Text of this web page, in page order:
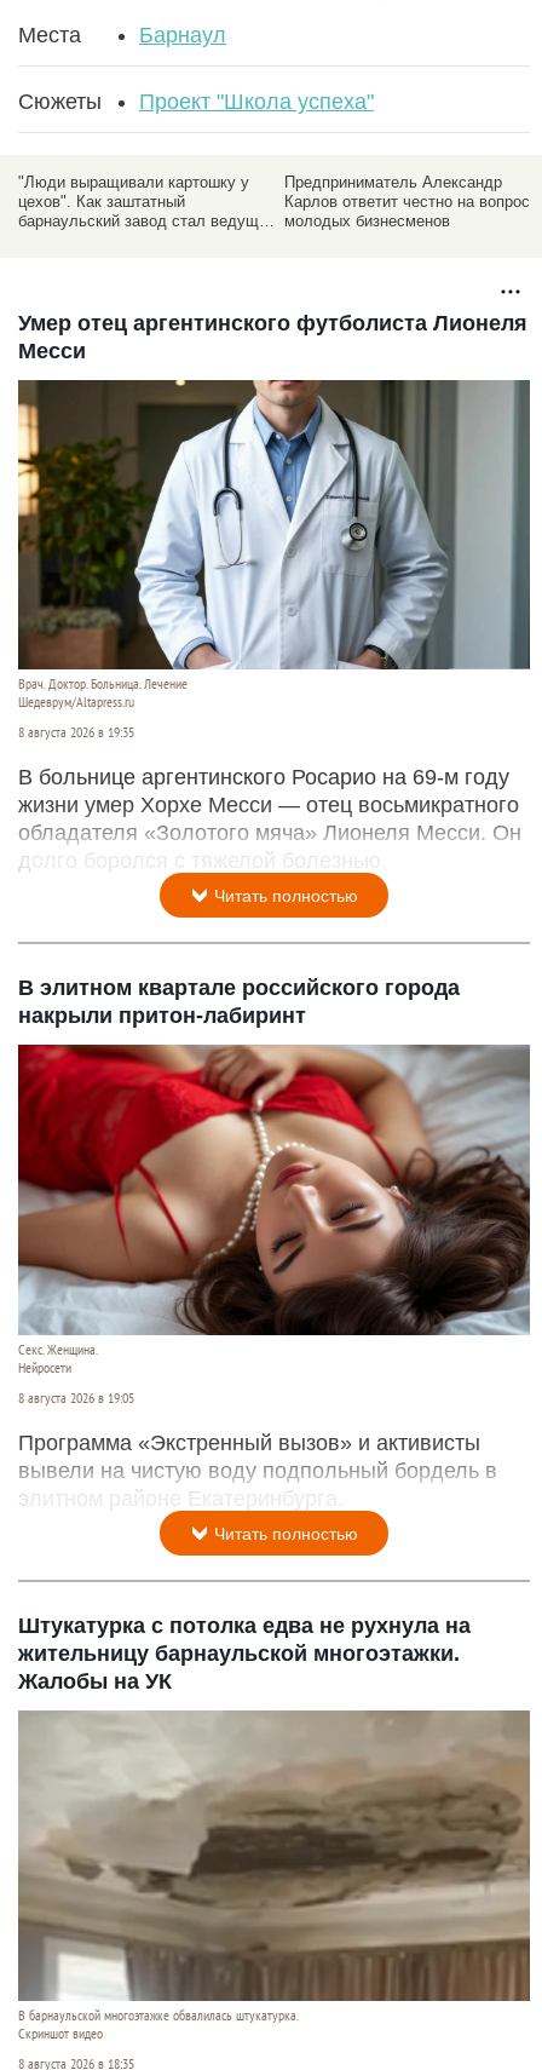
Места Барнаул
Сюжеты Проект "Школа успеха"
"Люди выращивали картошку у
цехов". Как заштатный
барнаульский завод стал ведущим
Предприниматель Александр
Карлов ответит честно на вопросы
молодых бизнесменов
Умер отец аргентинского футболиста Лионеля
Месси
Врач. Доктор. Больница. Лечение
Шедеврум/Altapress.ru
8 августа 2026 в 19:35
В больнице аргентинского Росарио на 69-м году
жизни умер Хорхе Месси — отец восьмикратного
обладателя «Золотого мяча» Лионеля Месси. Он
долго боролся с тяжелой болезнью.
Читать полностью
В элитном квартале российского города
накрыли притон-лабиринт
Секс. Женщина.
Нейросети
8 августа 2026 в 19:05
Программа «Экстренный вызов» и активисты
вывели на чистую воду подпольный бордель в
элитном районе Екатеринбурга.
Читать полностью
Штукатурка с потолка едва не рухнула на
жительницу барнаульской многоэтажки.
Жалобы на УК
В барнаульской многоэтажке обвалилась штукатурка.
Скриншот видео
8 августа 2026 в 18:35